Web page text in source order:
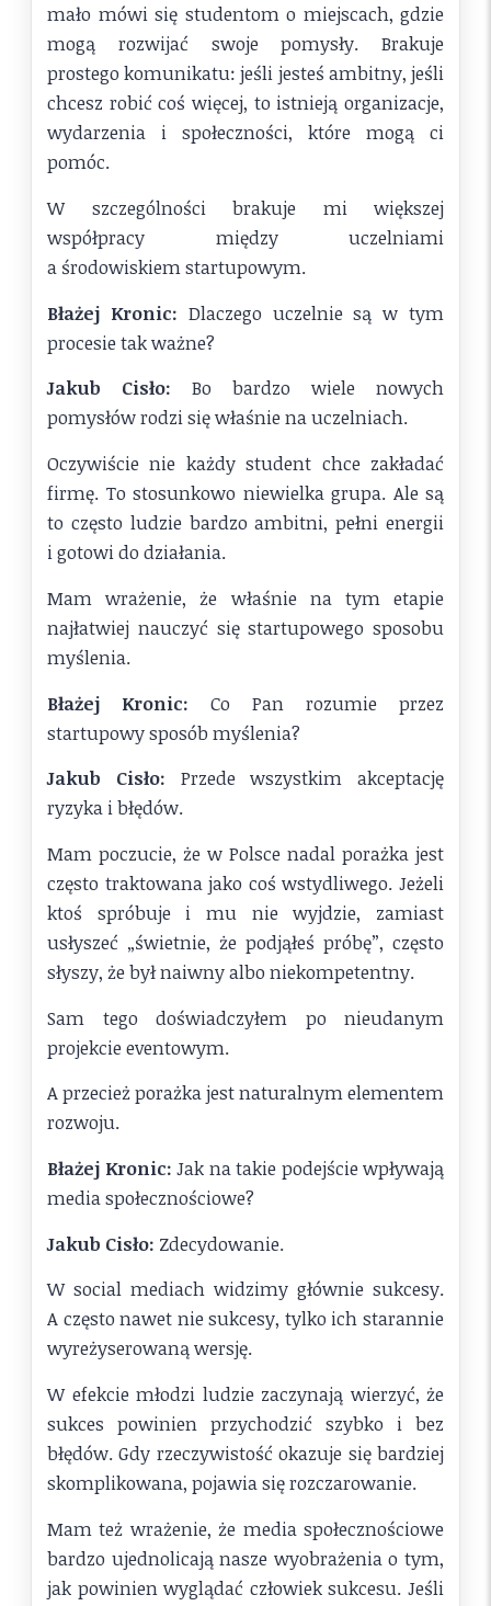
mało mówi się studentom o miejscach, gdzie
mogą rozwijać swoje pomysły. Brakuje
prostego komunikatu: jeśli jesteś ambitny, jeśli
chcesz robić coś więcej, to istnieją organizacje,
wydarzenia i społeczności, które mogą ci
pomóc.
W szczególności brakuje mi większej
współpracy między uczelniami
a środowiskiem startupowym.
Błażej Kronic: Dlaczego uczelnie są w tym
procesie tak ważne?
Jakub Cisło: Bo bardzo wiele nowych
pomysłów rodzi się właśnie na uczelniach.
Oczywiście nie każdy student chce zakładać
firmę. To stosunkowo niewielka grupa. Ale są
to często ludzie bardzo ambitni, pełni energii
i gotowi do działania.
Mam wrażenie, że właśnie na tym etapie
najłatwiej nauczyć się startupowego sposobu
myślenia.
Błażej Kronic: Co Pan rozumie przez
startupowy sposób myślenia?
Jakub Cisło: Przede wszystkim akceptację
ryzyka i błędów.
Mam poczucie, że w Polsce nadal porażka jest
często traktowana jako coś wstydliwego. Jeżeli
ktoś spróbuje i mu nie wyjdzie, zamiast
usłyszeć „świetnie, że podjąłeś próbę”, często
słyszy, że był naiwny albo niekompetentny.
Sam tego doświadczyłem po nieudanym
projekcie eventowym.
A przecież porażka jest naturalnym elementem
rozwoju.
Błażej Kronic: Jak na takie podejście wpływają
media społecznościowe?
Jakub Cisło: Zdecydowanie.
W social mediach widzimy głównie sukcesy.
A często nawet nie sukcesy, tylko ich starannie
wyreżyserowaną wersję.
W efekcie młodzi ludzie zaczynają wierzyć, że
sukces powinien przychodzić szybko i bez
błędów. Gdy rzeczywistość okazuje się bardziej
skomplikowana, pojawia się rozczarowanie.
Mam też wrażenie, że media społecznościowe
bardzo ujednolicają nasze wyobrażenia o tym,
jak powinien wyglądać człowiek sukcesu. Jeśli